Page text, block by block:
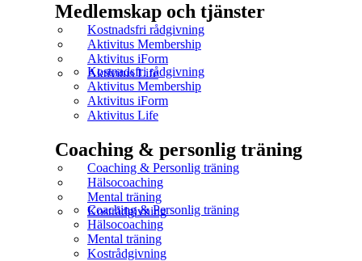
Medlemskap och tjänster
Kostnadsfri rådgivning
Aktivitus Membership
Aktivitus iForm
Aktivitus Life
Kostnadsfri rådgivning
Aktivitus Membership
Aktivitus iForm
Aktivitus Life
Coaching & personlig träning
Coaching & Personlig träning
Hälsocoaching
Mental träning
Kostrådgivning
Coaching & Personlig träning
Hälsocoaching
Mental träning
Kostrådgivning